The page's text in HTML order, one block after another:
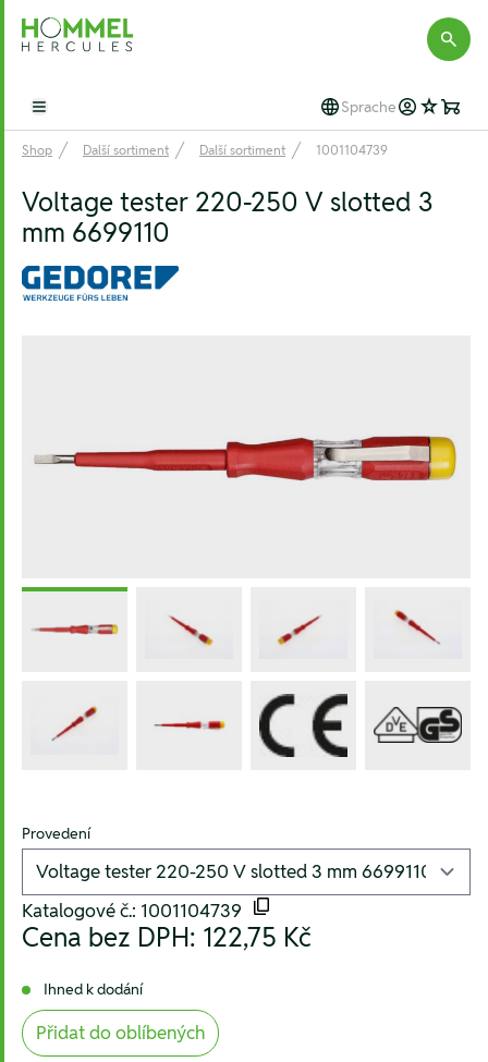
Hommel Hercules
Open main menu Sprache
Shop Další sortiment Další sortiment 1001104739
Voltage tester 220-250 V slotted 3
mm 6699110
Provedení
Katalogové č.: 1001104739
Cena bez DPH: 122,75 Kč
Ihned k dodání
Přidat do oblíbených